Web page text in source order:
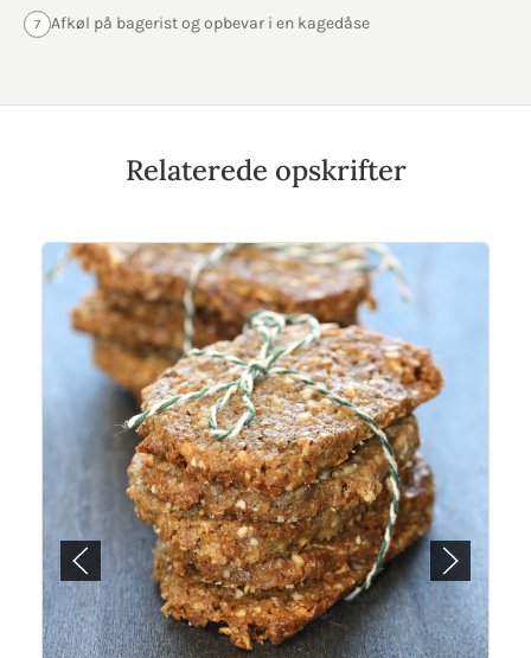
7 Afkøl på bagerist og opbevar i en kagedåse
Relaterede opskrifter